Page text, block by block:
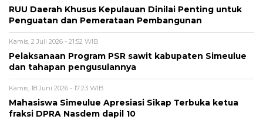
RUU Daerah Khusus Kepulauan Dinilai Penting untuk
Penguatan dan Pemerataan Pembangunan
Kamis, 2 Juli 2026 - 21:52 WIB
Pelaksanaan Program PSR sawit kabupaten Simeulue
dan tahapan pengusulannya
Kamis, 18 Juni 2026 - 17:23 WIB
Mahasiswa Simeulue Apresiasi Sikap Terbuka ketua
fraksi DPRA Nasdem dapil 10